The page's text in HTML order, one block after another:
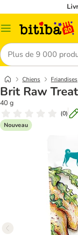
Menu
Rechercher
Chiens Friandises
Brit Raw
40 g
(0)
Nouveau